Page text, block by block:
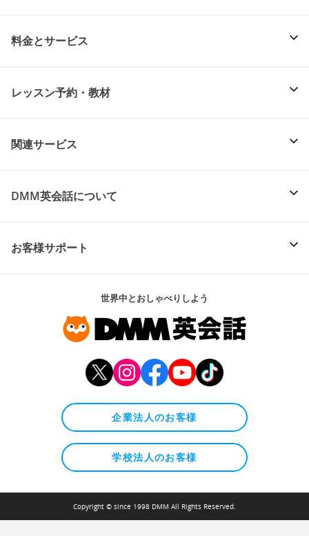
料金とサービス
レッスン予約・教材
関連サービス
DMM英会話について
お客様サポート
世界中とおしゃべりしよう
企業法人のお客様
学校法人のお客様
Copyright © since 1998 DMM All Rights Reserved.